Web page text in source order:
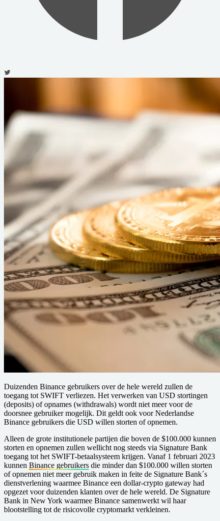
Duizenden Binance gebruikers over de hele wereld zullen de
toegang tot SWIFT verliezen. Het verwerken van USD stortingen
(deposits) of opnames (withdrawals) wordt niet meer voor de
doorsnee gebruiker mogelijk. D it geldt ook voor Nederlandse
Binance gebruikers die USD willen storten of opnemen.
Alleen de grote institutionele partijen die boven de $100.000 kunnen
storten en opnemen zullen wellicht nog steeds via Signature Bank
toegang tot het SWIFT-betaalsysteem krijgen. Vanaf 1 februari 2023
kunnen Binance gebruikers die minder dan $100.000 willen storten
of opnemen niet meer gebruik maken in feite de Signature Bank´s
dienstverlening waarmee Binance een dollar-crypto gateway had
opgezet voor duizenden klanten over de hele wereld. De Signature
Bank in New York waarmee Binance samenwerkt wil haar
blootstelling tot de risicovolle cryptomarkt verkleinen.